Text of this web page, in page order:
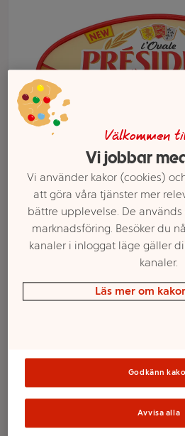
Brie
Creamy
President
Välj butik och
Välkommen
Vi jobbar
Vi använder kakor (cookies)
att göra våra tjänster mer
bättre upplevelse. De
marknadsföring. Besöker du
kanaler i inloggat läge gäller
kanaler.
Läs mer om
Godkänn
Avvisa alla